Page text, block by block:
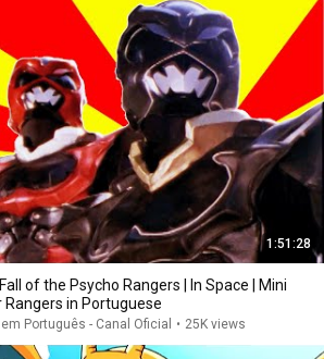
1:51:28
of the Psycho Rangers | In Space | Mini
Rangers in Portuguese
Português - Canal Oficial • 25K views